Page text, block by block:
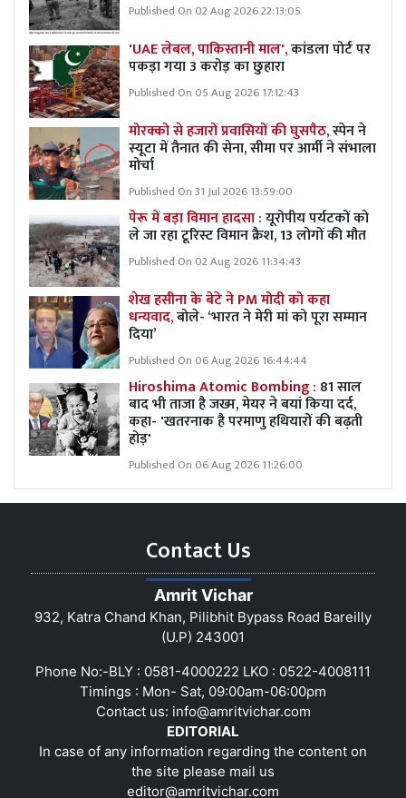
Published On 02 Aug 2026 22:13:05
'UAE लेबल, पाकिस्तानी माल',कांडला पोर्ट पर
पकड़ा गया 3 करोड़ का छुहारा
Published On 05 Aug 2026 17:12:43
मोरक्को से हजारों प्रवासियों की घुसपैठ,स्पेन ने
स्यूटा में तैनात की सेना, सीमा पर आर्मी ने संभाला
मोर्चा
Published On 31 Jul 2026 13:59:00
पेरू में बड़ा विमान हादसा :यूरोपीय पर्यटकों को
ले जा रहा टूरिस्ट विमान क्रैश, 13 लोगों की मौत
Published On 02 Aug 2026 11:34:43
शेख हसीना के बेटे ने PM मोदी को कहा
धन्यवाद,बोले- ‘भारत ने मेरी मां को पूरा सम्मान
दिया’
Published On 06 Aug 2026 16:44:44
Hiroshima Atomic Bombing : 81 साल
बाद भी ताजा है जख्म, मेयर ने बयां किया दर्द,
कहा- 'खतरनाक है परमाणु हथियारों की बढ़ती
होड़'
Published On 06 Aug 2026 11:26:00
Contact Us
Amrit Vichar
932, Katra Chand Khan, Pilibhit Bypass Road Bareilly
(U.P) 243001
Phone No:-BLY : 0581-4000222 LKO : 0522-4008111
Timings : Mon- Sat, 09:00am-06:00pm
Contact us: info@amritvichar.com
EDITORIAL
In case of any information regarding the content on
the site please mail us
editor@amritvichar.com